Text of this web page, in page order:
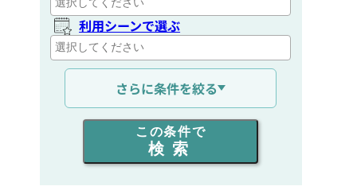
利用シーンで選ぶ
通信距離を選ぶ
出力を選ぶ
同時通話人数を選ぶ
さらに条件を絞る
この条件で
検索